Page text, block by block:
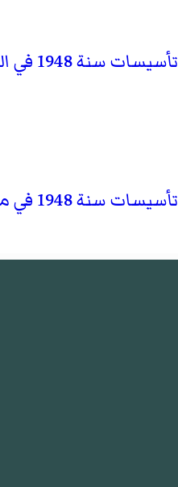
تأسيسات سنة 1948 في الفلبين
تأسيسات سنة 1948 في ميانمار